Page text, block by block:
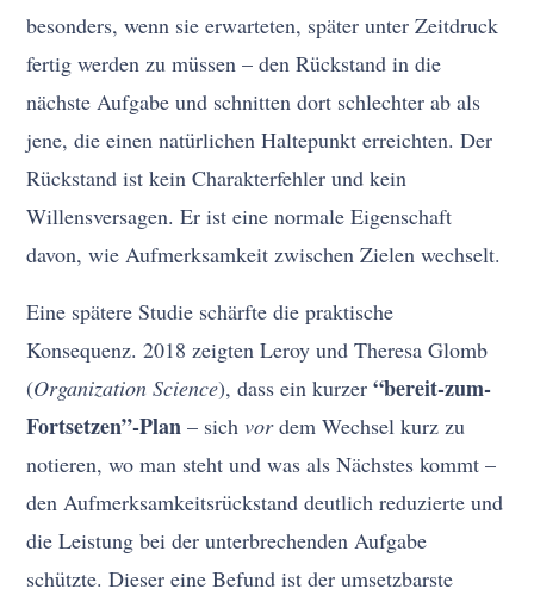
besonders, wenn sie erwarteten, später unter Zeitdruck
fertig werden zu müssen – den Rückstand in die
nächste Aufgabe und schnitten dort schlechter ab als
jene, die einen natürlichen Haltepunkt erreichten. Der
Rückstand ist kein Charakterfehler und kein
Willensversagen. Er ist eine normale Eigenschaft
davon, wie Aufmerksamkeit zwischen Zielen wechselt.
Eine spätere Studie schärfte die praktische
Konsequenz. 2018 zeigten Leroy und Theresa Glomb
(Organization Science), dass ein kurzer“bereit-zum-
Fortsetzen”-Plan – sichvordem Wechsel kurz zu
notieren, wo man steht und was als Nächstes kommt –
den Aufmerksamkeitsrückstand deutlich reduzierte und
die Leistung bei der unterbrechenden Aufgabe
schützte. Dieser eine Befund ist der umsetzbarste